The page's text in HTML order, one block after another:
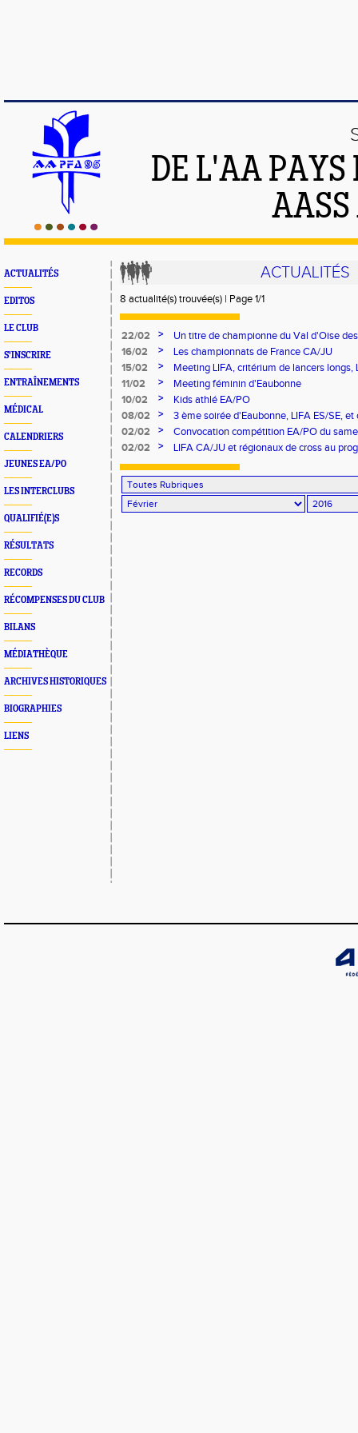
DE L'AA PAYS
ACTUALITÉS
EDITOS
LE CLUB
S'INSCRIRE
ENTRAÎNEMENTS
MÉDICAL
CALENDRIERS
JEUNES EA/PO
LES INTERCLUBS
QUALIFIÉ(E)S
RÉSULTATS
RECORDS
RÉCOMPENSES DU CLUB
BILANS
MÉDIATHÈQUE
ARCHIVES HISTORIQUES
BIOGRAPHIES
LIENS
ACTUALITÉS
8 actualité(s) trouvée(s) | Page 1/1
22/02 >
Un titre de championne du Val d'Oise
benjamines et une vice-championne de
16/02 >
Les championnats de France CA/JU
15/02
>
Meeting LIFA, critérium de lancers longs,
11/02
>
Meeting féminin d'Eaubonne
10/02
>
Kids athlé EA/PO
08/02
>
3 ème soirée d'Eaubonne, LIFA ES/SE,
02/02
>
Convocation compétition EA/PO du
02/02
> LIFA CA/JU et régionaux de cross au